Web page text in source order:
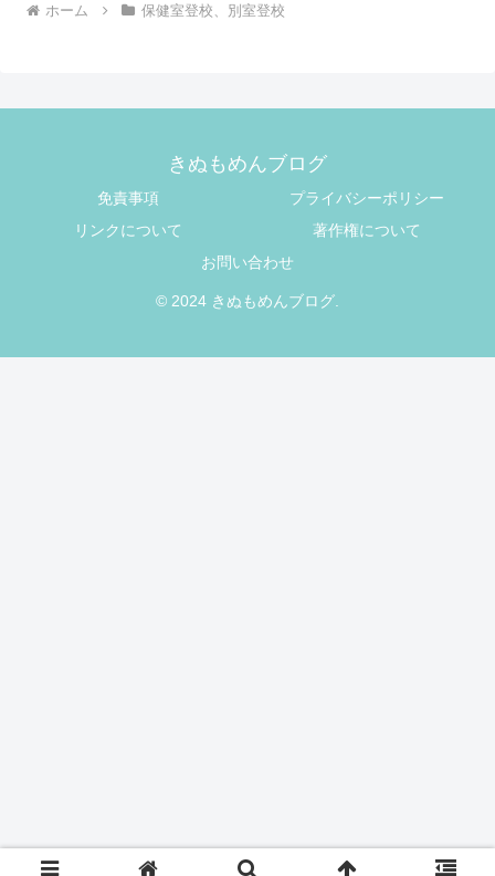
ホーム 保健室登校、別室登校
きぬもめんブログ
免責事項
プライバシーポリシー
リンクについて
著作権について
お問い合わせ
© 2024 きぬもめんブログ.